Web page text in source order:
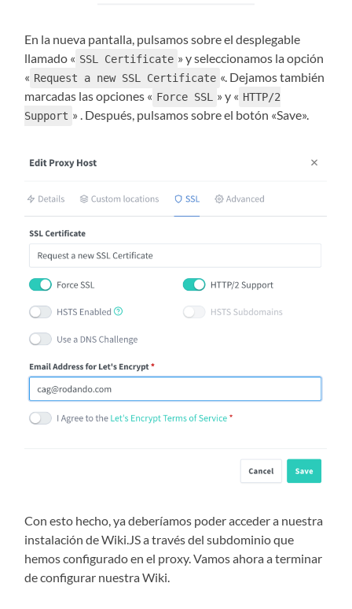
En la nueva pantalla, pulsamos sobre el desplegable
llamado « SSL Certificate » y seleccionamos la opción
« Request a new SSL Certificate «. Dejamos también
marcadas las opciones « Force SSL » y « HTTP/2
Support » . Después, pulsamos sobre el botón «Save».
Con esto hecho, ya deberíamos poder acceder a nuestra
instalación de Wiki.JS a través del subdominio que
hemos configurado en el proxy. Vamos ahora a terminar
de configurar nuestra Wiki.